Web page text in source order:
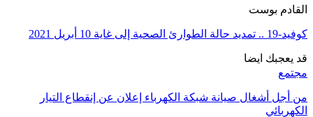
القادم بوست
كوفيد-19 .. تمديد حالة الطوارئ الصحية إلى غاية 10 أبريل 2021
قد يعجبك ايضا
مجتمع
من أجل أشغال صيانة شبكة الكهرباء إعلان عن إنقطاع التيار
الكهربائي